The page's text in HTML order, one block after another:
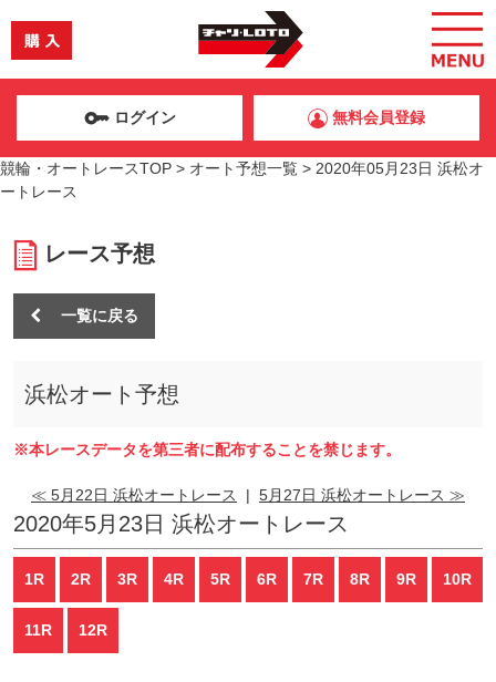
ログイン 無料会員登録
競輪・オートレースTOP > オート予想一覧 > 2020年05月23日 浜松オ
ートレース
レース予想
一覧に戻る
浜松オート予想
※本レースデータを第三者に配布することを禁じます。
≪ 5月22日 浜松オートレース | 5月27日 浜松オートレース ≫
2020年5月23日 浜松オートレース
1R 2R 3R 4R 5R 6R 7R 8R 9R 10R
11R 12R